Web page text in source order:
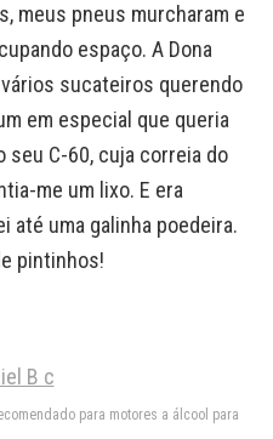
meus pneus murcharam e
espaço. A Dona
sucateiros querendo
em especial que queria
seu C-60, cuja correia do
me um lixo. E era
até uma galinha poedeira.
pintinhos!
para motores a álcool para